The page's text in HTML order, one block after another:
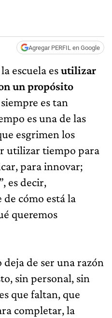
Agregar PERFIL en Google
escuela esutilizar
un propósito
es tan
es una de las
esgrimen los
utilizar tiempo para
para innovar;
es decir,
cómo está la
queremos
de ser una razón
sin personal, sin
que faltan, que
completar, la